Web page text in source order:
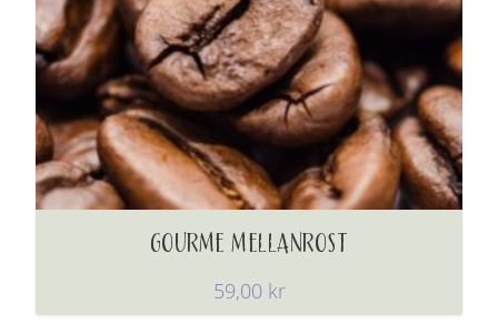
GOURME MELLANROST
59,00 kr